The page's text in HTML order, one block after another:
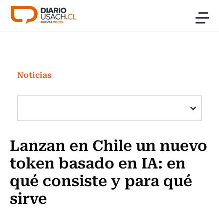
Click acá para ir directamente al contenido
Investigación
Cultura
Programas Radio y TV Usach
Noticias
Lanzan en Chile un nuevo
token basado en IA: en
qué consiste y para qué
sirve